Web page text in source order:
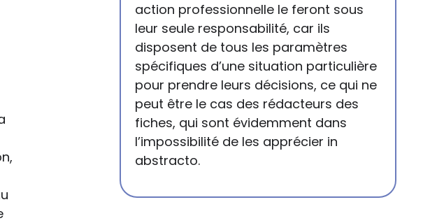
action professionnelle le feront sous
leur seule responsabilité, car ils
disposent de tous les paramètres
spécifiques d’une situation particulière
pour prendre leurs décisions, ce qui ne
peut être le cas des rédacteurs des
fiches, qui sont évidemment dans
l’impossibilité de les apprécier in
abstracto.